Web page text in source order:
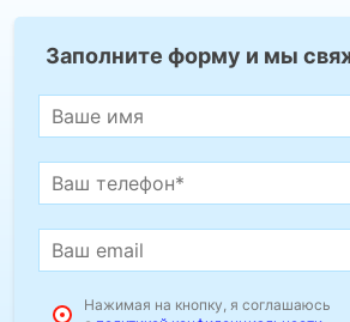
Заполните форму и мы
Нажимая на кнопку, я соглашаюсь